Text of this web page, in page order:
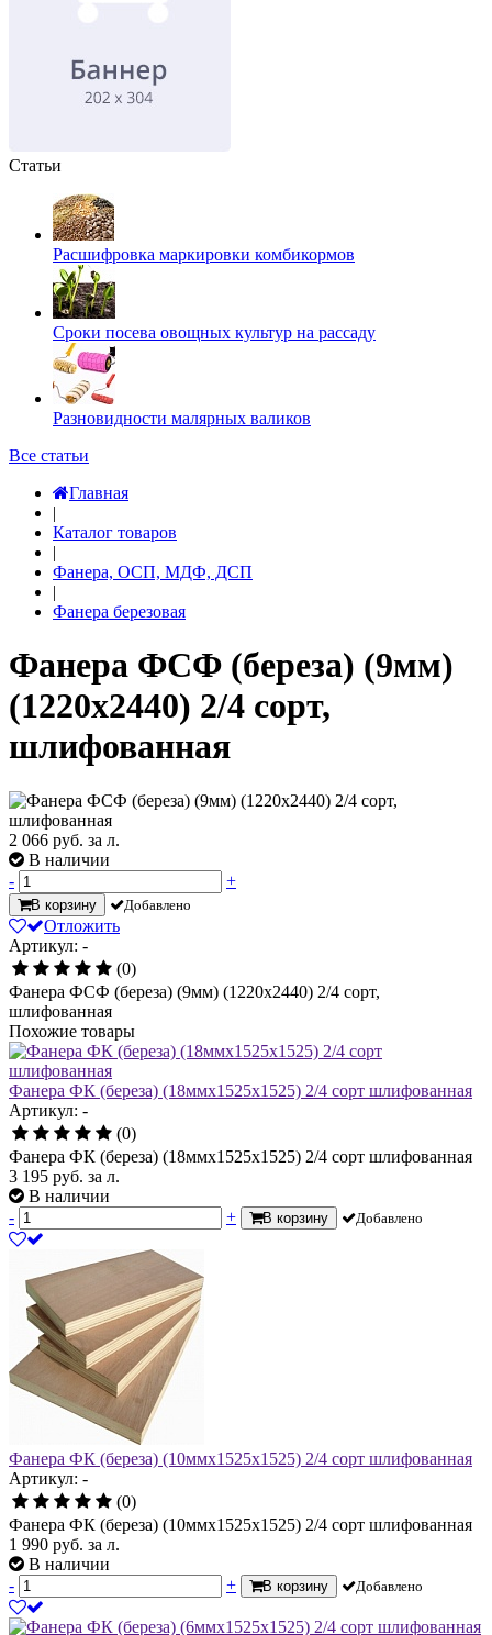
Статьи
Расшифровка маркировки комбикормов
Сроки посева овощных культур на рассаду
Разновидности малярных валиков
Все статьи
Главная
|
Каталог товаров
|
Фанера, ОСП, МДФ, ДСП
|
Фанера березовая
Фанера ФСФ (береза) (9мм)
(1220х2440) 2/4 сорт,
шлифованная
2 066 руб. за л.
В наличии
-
+
В корзину Добавлено
Отложить
Артикул: -
(0)
Фанера ФСФ (береза) (9мм) (1220х2440) 2/4 сорт,
шлифованная
Похожие товары
Фанера ФК (береза) (18ммх1525х1525) 2/4 сорт шлифованная
Артикул: -
(0)
Фанера ФК (береза) (18ммх1525х1525) 2/4 сорт шлифованная
3 195 руб. за л.
В наличии
-
+ В корзину Добавлено
Фанера ФК (береза) (10ммх1525х1525) 2/4 сорт шлифованная
Артикул: -
(0)
Фанера ФК (береза) (10ммх1525х1525) 2/4 сорт шлифованная
1 990 руб. за л.
В наличии
-
+ В корзину Добавлено